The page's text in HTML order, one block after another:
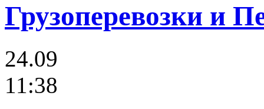
Грузоперевозки и
24.09
11:38